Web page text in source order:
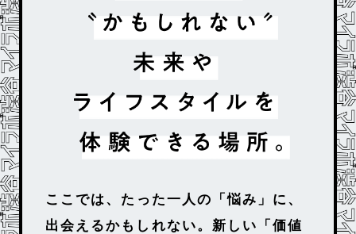
ここでは、 たった一人の「悩み」に、
出会えるかもしれない。 新しい「価値